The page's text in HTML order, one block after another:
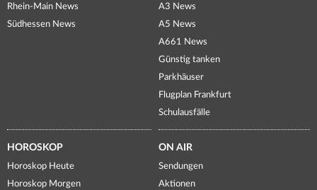
Rhein-Main News
Südhessen News
A3 News
A5 News
A661 News
Günstig tanken
Parkhäuser
Flugplan Frankfurt
Schulausfälle
HOROSKOP
Horoskop Heute
Horoskop Morgen
ON AIR
Sendungen
Aktionen